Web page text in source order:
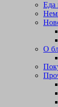
Еда
О